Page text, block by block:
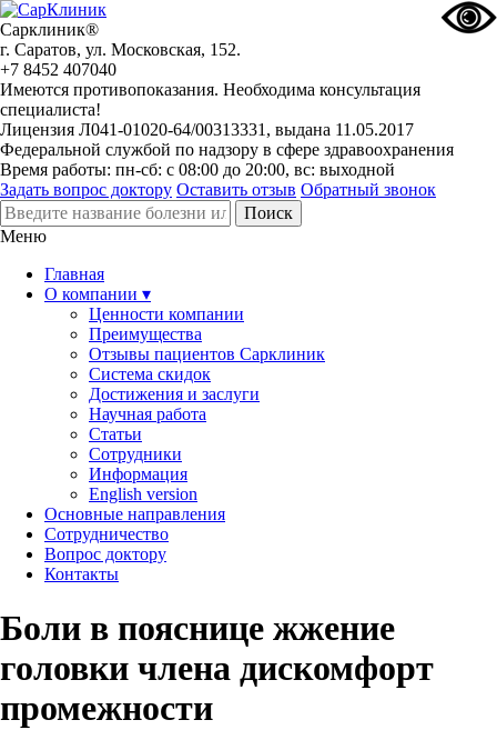
Сарклиник®
г. Саратов, ул. Московская, 152.
+7 8452 407040
Имеются противопоказания. Необходима консультация
специалиста!
Лицензия Л041-01020-64/00313331, выдана 11.05.2017
Федеральной службой по надзору в сфере здравоохранения
Время работы: пн-сб: с 08:00 до 20:00, вс: выходной
Задать вопрос доктору Оставить отзыв Обратный звонок
Меню
Главная
О компании ▾
Ценности компании
Преимущества
Отзывы пациентов Сарклиник
Система скидок
Достижения и заслуги
Научная работа
Статьи
Сотрудники
Информация
English version
Основные направления
Сотрудничество
Вопрос доктору
Контакты
Боли в пояснице жжение
головки члена дискомфорт
промежности